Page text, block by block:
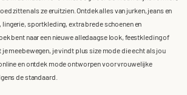
zitten als ze eruitzien. Ontdek alles van jurken, jeans en
sportkleding, extra brede schoenen en
bent naar een nieuwe alledaagse look, feestkleding of
meebewegen, je vindt plus size mode die echt als jou
en ontdek mode ontworpen voor vrouwelijke
de standaard.